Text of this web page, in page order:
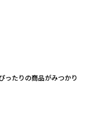
ったりの商品がみつかり